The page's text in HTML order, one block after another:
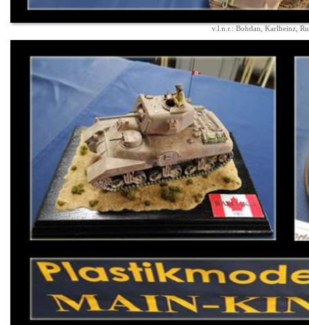
v.l.n.r.: Bohdan, Karlheinz,